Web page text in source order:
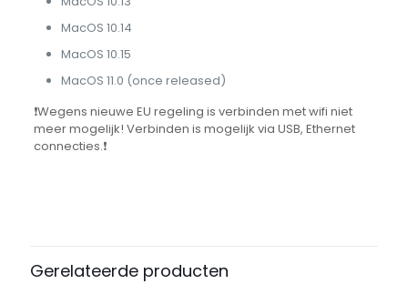
MacOS 10.14
MacOS 10.15
MacOS 11.0 (once released)
❗Wegens nieuwe EU regeling is verbinden met wifi niet
meer mogelijk! Verbinden is mogelijk via USB, Ethernet
connecties.❗
Wees de eerste om “Sawgrass
Virtuoso SG1000 A3 printer” te
Gerelateerde producten